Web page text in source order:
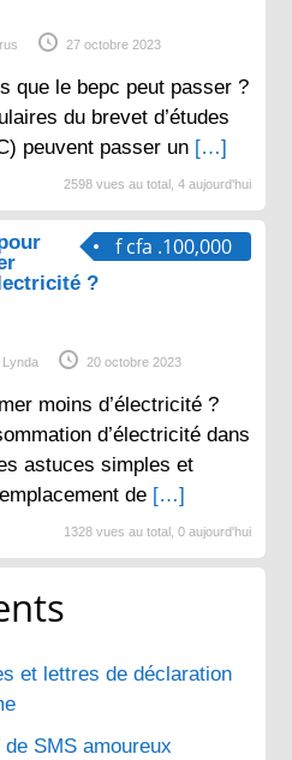
27 octobre 2023
que le bepc peut passer ?
du brevet d’études
peuvent passer un […]
2598 vues au total, 4 aujourd'hui
f cfa .100,000
?
Lynda 20 octobre 2023
moins d’électricité ?
d’électricité dans
astuces simples et
de […]
1328 vues au total, 0 aujourd'hui
et lettres de déclaration
SMS amoureux